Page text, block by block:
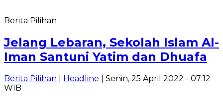
Berita Pilihan
Jelang Lebaran, Sekolah Islam Al-
Iman Santuni Yatim dan Dhuafa
Berita Pilihan Headline | Senin, 25 April 2022 - 07:12
WIB